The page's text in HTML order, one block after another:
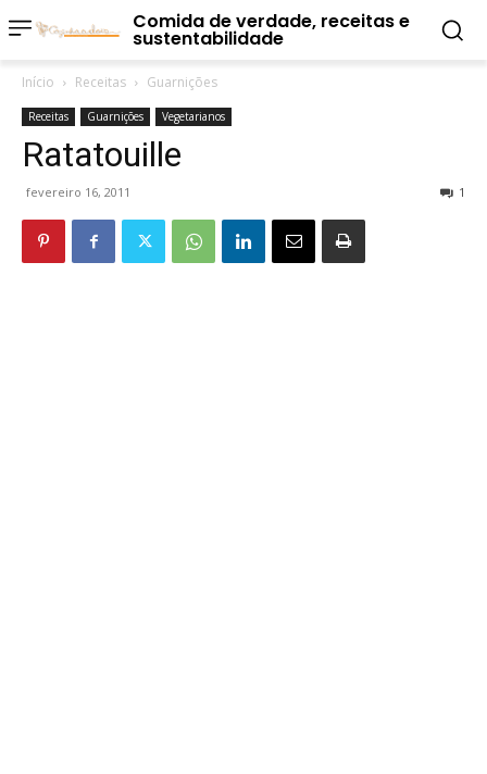
Comida de verdade, receitas e
sustentabilidade
Início Receitas Guarnições
Receitas Guarnições Vegetarianos
Ratatouille
fevereiro 16, 2011 1